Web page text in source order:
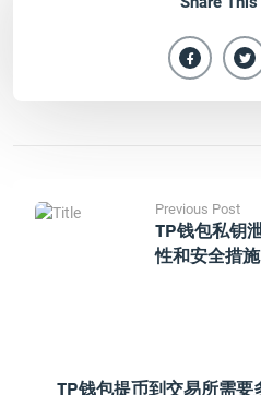
Previous Post
TP钱包私钥
性和安全措施
TP钱包提币到交易所需要